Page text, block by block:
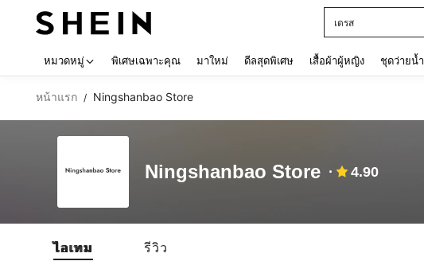
เดรส
หมวดหมู่ พิเศษเฉพาะคุณ มาใหม่ ดีลสุดพิเศษ เสื้อผ้าผู้หญิง ชุดว่ายน้ำ
หน้าแรก / Ningshanbao Store
Ningshanbao Store 4.90
ไอเทม รีวิว